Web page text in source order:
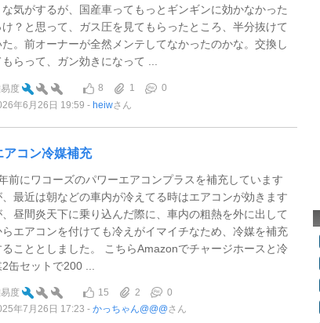
な気がするが、国産車ってもっとギンギンに効かなかった
け？と思って、ガス圧を見てもらったところ、半分抜けて
た。前オーナーが全然メンテしてなかったのかな。交換し
もらって、ガン効きになって ...
度 8 1
0
年6月26日 19:59
heiwさん
アコン冷媒補充
前にワコーズのパワーエアコンプラスを補充しています
、最近は朝などの車内が冷えてる時はエアコンが効きます
、昼間炎天下に乗り込んだ際に、車内の粗熱を外に出して
らエアコンを付けても冷えがイマイチなため、冷媒を補充
ることとしました。 こちらAmazonでチャージホースと冷
缶セットで200 ...
度 15 2
0
年7月26日 17:23
かっちゃん@@@さん